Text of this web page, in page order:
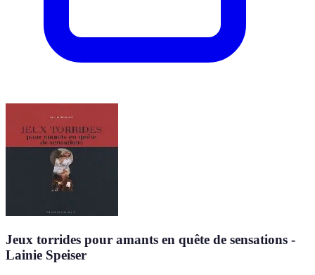
Jeux torrides pour amants en quête de sensations -
Lainie Speiser